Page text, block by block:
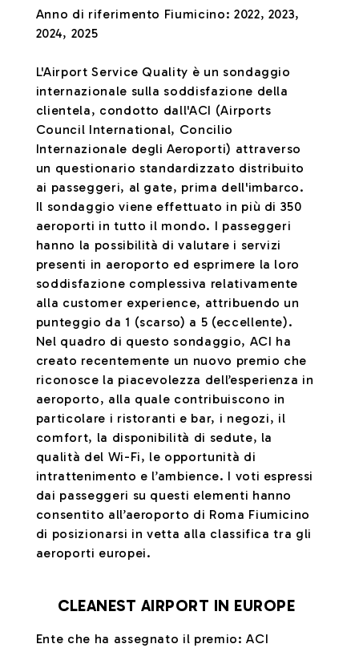
Anno di riferimento Fiumicino: 2022, 2023,
2024, 2025
L'Airport Service Quality è un sondaggio
internazionale sulla soddisfazione della
clientela, condotto dall'ACI (Airports
Council International, Concilio
Internazionale degli Aeroporti) attraverso
un questionario standardizzato distribuito
ai passeggeri, al gate, prima dell'imbarco.
Il sondaggio viene effettuato in più di 350
aeroporti in tutto il mondo. I passeggeri
hanno la possibilità di valutare i servizi
presenti in aeroporto ed esprimere la loro
soddisfazione complessiva relativamente
alla customer experience, attribuendo un
punteggio da 1 (scarso) a 5 (eccellente).
Nel quadro di questo sondaggio, ACI ha
creato recentemente un nuovo premio che
riconosce la piacevolezza dell’esperienza in
aeroporto, alla quale contribuiscono in
particolare i ristoranti e bar, i negozi, il
comfort, la disponibilità di sedute, la
qualità del Wi-Fi, le opportunità di
intrattenimento e l’ambience. I voti espressi
dai passeggeri su questi elementi hanno
consentito all’aeroporto di Roma Fiumicino
di posizionarsi in vetta alla classifica tra gli
aeroporti europei.
CLEANEST AIRPORT IN EUROPE
Ente che ha assegnato il premio: ACI